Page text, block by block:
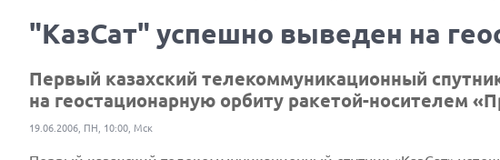
"КазСат" успешно выведен на
Первый казахский телекоммуникационный
на геостационарную орбиту ракетой-носителем «
19.06.2006, ПН, 10:00, Мск